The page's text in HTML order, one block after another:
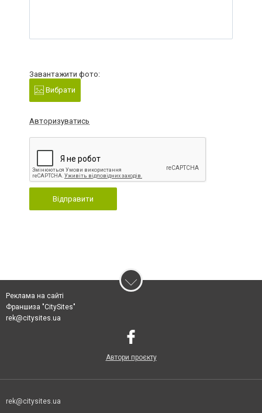
Завантажити фото:
Вибрати
Авторизуватись
Відправити
Реклама на сайті
Франшиза "CitySites"
rek@citysites.ua
Автори проєкту
rek@citysites.ua